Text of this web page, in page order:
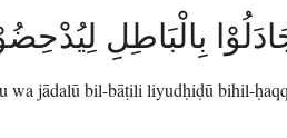
بِالْبَاطِلِ
wa jādalū bil-bāṭili liyudḥiḍū bihil-